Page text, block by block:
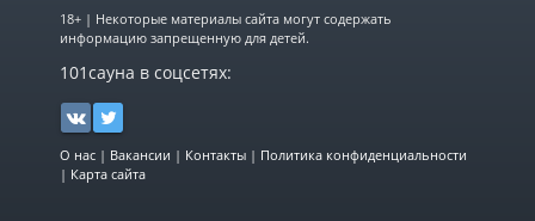
Город:18+ | Некоторые материалы сайта могут содержать
информацию запрещенную для детей.
101сауна в соцсетях:
О нас | Вакансии | Контакты | Политика конфиденциальности
| Карта сайта